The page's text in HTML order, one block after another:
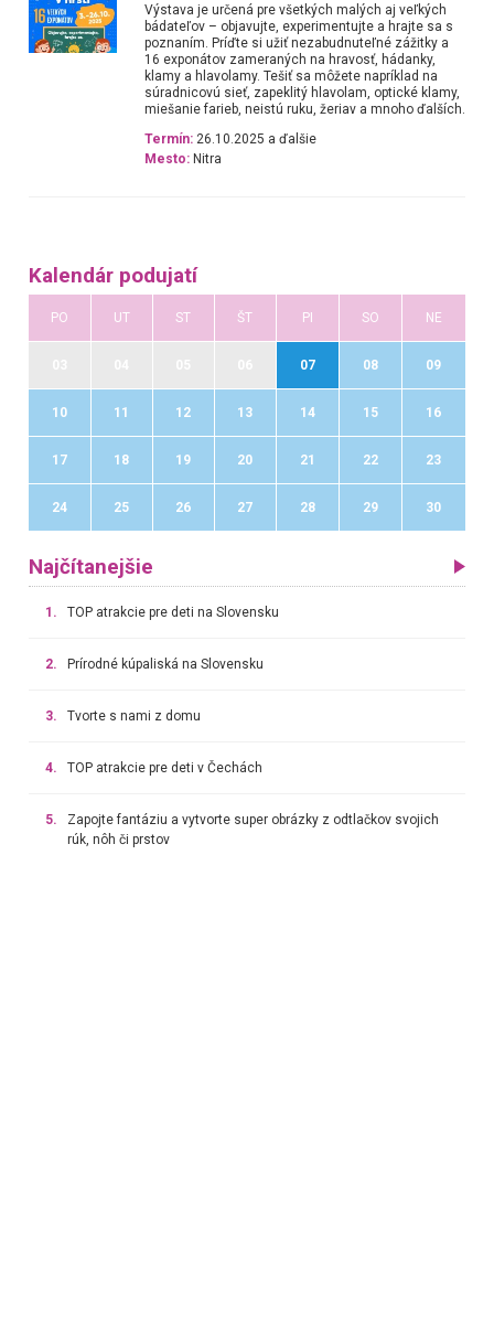
Výstava je určená pre všetkých malých aj veľkých
bádateľov – objavujte, experimentujte a hrajte sa s
poznaním. Príďte si užiť nezabudnuteľné zážitky a
16 exponátov zameraných na hravosť, hádanky,
klamy a hlavolamy. Tešiť sa môžete napríklad na
súradnicovú sieť, zapeklitý hlavolam, optické klamy,
miešanie farieb, neistú ruku, žeriav a mnoho ďalších.
Termín: 26.10.2025 a ďalšie
Mesto: Nitra
Kalendár podujatí
PO UT ST ŠT PI SO NE
07 08 09
10 11 12 13 14 15 16
17 18 19 20 21 22 23
24 25 26 27 28 29 30
Najčítanejšie
1. TOP atrakcie pre deti na Slovensku
2. Prírodné kúpaliská na Slovensku
3. Tvorte s nami z domu
4. TOP atrakcie pre deti v Čechách
5.
Zapojte fantáziu a vytvorte super obrázky z odtlačkov svojich
rúk, nôh či prstov